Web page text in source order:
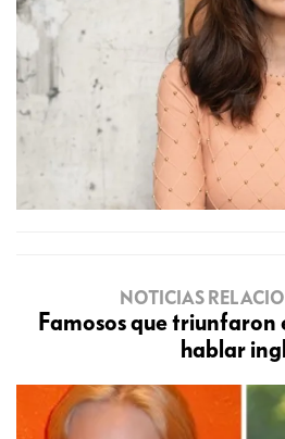
NOTICIAS
Famosos que triunfaron
hablar